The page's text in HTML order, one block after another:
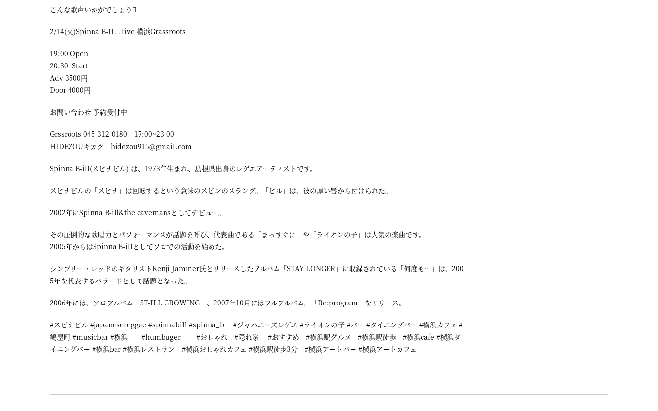
こんな歌声いかがでしょう
2/14(火)Spinna B-ILL live 横浜Grassroots
19:00 Open
20:30 Start
Adv 3500円
Door 4000円
お問い合わせ 予約受付中
Grssroots 045-312-0180 17:00~23:00
HIDEZOUキカク hidezou915@gmail.com
Spinna B-ill(スピナビル) は、1973年生まれ、島根県出身のレゲエアーティストです。
スピナビルの「スピナ」は回転するという意味のスピンのスラング。「ビル」は、彼の厚い唇から付けられた。
2002年にSpinna B-ill&the cavemansとしてデビュー。
その圧倒的な歌唱力とパフォーマンスが話題を呼び、代表曲である「まっすぐに」や「ライオンの子」は人気の楽曲です。
2005年からはSpinna B-illとしてソロでの活動を始めた。
シンプリー・レッドのギタリストKenji Jammer氏とリリースしたアルバム「STAY LONGER」に収録されている「何度も…」は、200
5年を代表するバラードとして話題となった。
2006年には、ソロアルバム「ST-ILL GROWING」、2007年10月にはフルアルバム。「Re:program」をリリース。
#スピナビル #japanesereggae #spinnabill #spinna_b #ジャパニーズレゲエ #ライオンの子 #バー #ダイニングバー #横浜カフェ #
鶴屋町 #musicbar #横浜 #humbuger #おしゃれ #隠れ家 #おすすめ #横浜駅グルメ #横浜駅徒歩 #横浜cafe #横浜ダ
イニングバー #横浜bar #横浜レストラン #横浜おしゃれカフェ #横浜駅徒歩3分 #横浜アートバー #横浜アートカフェ